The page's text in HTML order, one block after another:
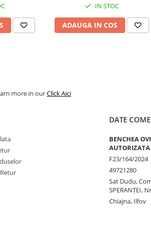
IN STOC
ADAUGA IN COS
more in ourClick Aici
DATE
BENCHEA
AUTORIZATA
F23/164/2024
49721280
Sat Dudu,
SPERANŢEI,
Chiajna, Ilfov